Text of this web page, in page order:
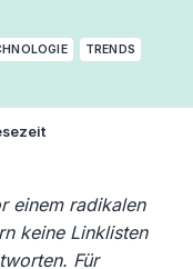
TRENDS
einem radikalen
keine Linklisten
Für